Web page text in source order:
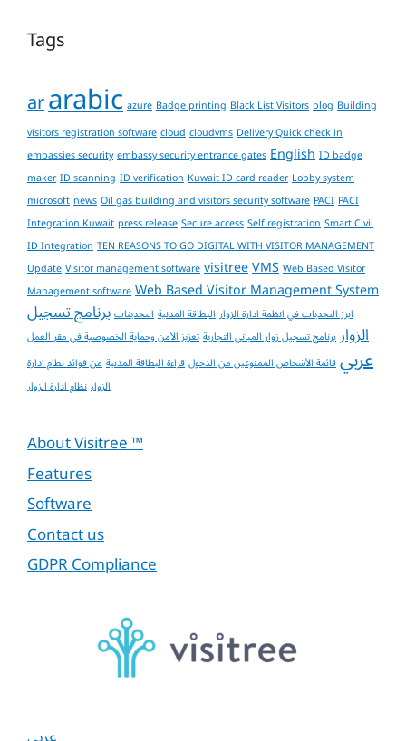
Tags
ararabicazureBadge printing Black List Visitorsblog Building
visitors registration softwarecloudcloudvmsDelivery Quick check in
embassies securityembassy security entrance gatesEnglishID badge
makerID scanning ID verificationKuwait ID card readerLobby system
microsoftnewsOil gas building and visitors security softwarePACIPACI
Integration Kuwaitpress releaseSecure accessSelf registrationSmart Civil
ID IntegrationTEN REASONS TO GO DIGITAL WITH VISITOR MANAGEMENT
UpdateVisitor management softwarevisitreeVMSWeb Based Visitor
Management softwareWeb Based Visitor Management System
ابرز التحديات في انظمة ادارة الزوارالبطاقة المدنيةالتحديثاتبرنامج تسجيل
الزواربرنامج تسجيل زوار المباني التجاريةتعزيز الأمن وحماية الخصوصية في مقر العمل
عربيقائمة الأشخاص الممنوعين من الدخولقراءة البطاقة المدنيةمن فوائد نظام ادارة
الزوارنظام ادارة الزوار
About Visitree ™
Features
Software
Contact us
GDPR Compliance